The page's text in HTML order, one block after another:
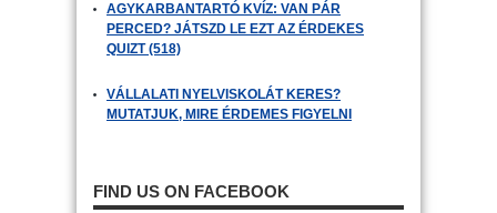
AGYKARBANTARTÓ KVÍZ: VAN PÁR
PERCED? JÁTSZD LE EZT AZ ÉRDEKES
QUIZT (518)
VÁLLALATI NYELVISKOLÁT KERES?
MUTATJUK, MIRE ÉRDEMES FIGYELNI
FIND US ON FACEBOOK